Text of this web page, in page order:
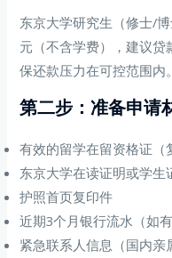
东京大学研究生（修士/
元（不含学费），建议贷
保还款压力在可控范围内。
第二步：准备申请
有效的留学在留资格证（
东京大学在读证明或学生
护照首页复印件
近期3个月银行流水（如
紧急联系人信息（国内亲